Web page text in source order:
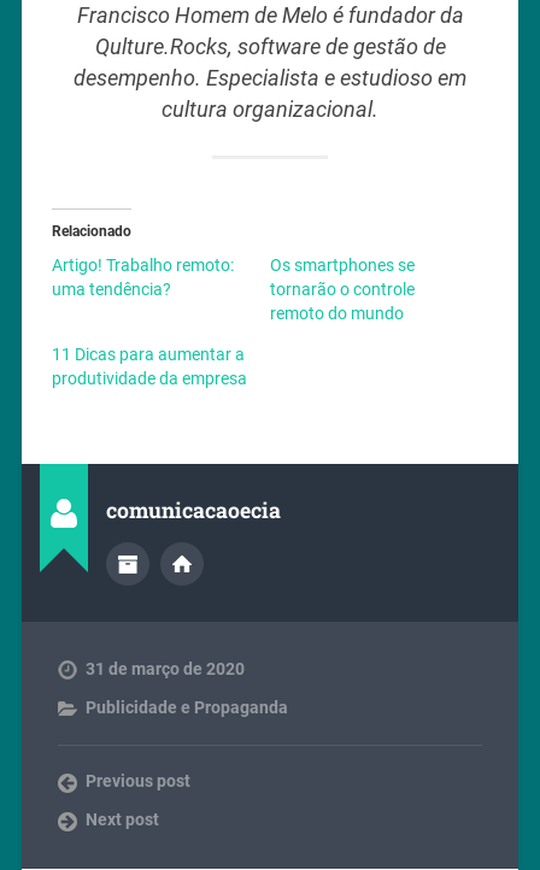
Francisco Homem de Melo é fundador da
Qulture.Rocks, software de gestão de
desempenho. Especialista e estudioso em
cultura organizacional.
Relacionado
Artigo! Trabalho remoto:
uma tendência?
Os smartphones se
tornarão o controle
remoto do mundo
11 Dicas para aumentar a
produtividade da empresa
comunicacaoecia
31 de março de 2020
Publicidade e Propaganda
Previous post
Next post